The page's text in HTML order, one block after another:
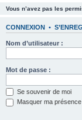
Vous n’avez pas les
CONNEXION •
Nom d’utilisateur :
Mot de passe :
Se souvenir de moi
Masquer ma